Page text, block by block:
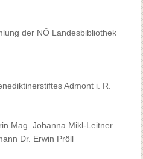
der NÖ Landesbibliothek
Admont i. R.
Mag. Johanna Mikl-Leitner
Dr. Erwin Pröll